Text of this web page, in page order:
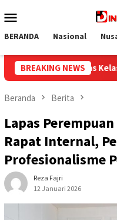
ke
Mobile
BERANDA Nasional
BREAKING NEWS
antara Kanwil
Beranda Berita
Lapas
Rapat Internal,
Profesionalisme
Reza Fajri
12 Januari 2026